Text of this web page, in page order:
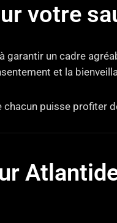
votre
garantir un cadre
et la
puisse profiter